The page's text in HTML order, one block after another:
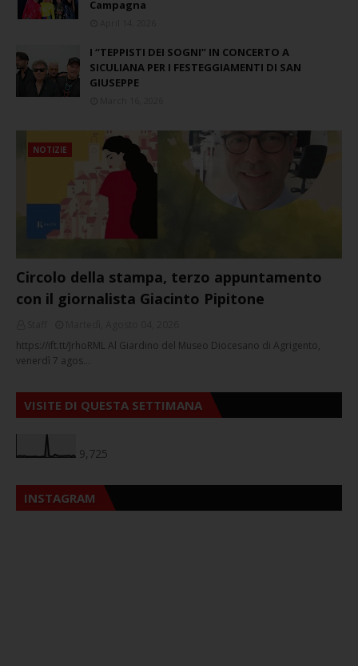
Campagna
I “TEPPISTI DEI SOGNI” IN CONCERTO A
SICULIANA PER I FESTEGGIAMENTI DI SAN
GIUSEPPE
NOTIZIE
Circolo della stampa, terzo appuntamento
con il giornalista Giacinto Pipitone
https://ift.tt/JrhoRML Al Giardino del Museo Diocesano di Agrigento,
venerdì 7 agos…
VISITE DI QUESTA SETTIMANA
9,725
INSTAGRAM